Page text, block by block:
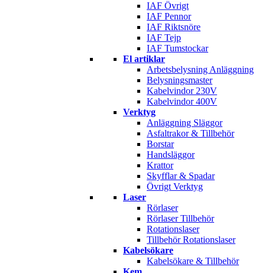
IAF Övrigt
IAF Pennor
IAF Riktsnöre
IAF Tejp
IAF Tumstockar
El artiklar
Arbetsbelysning Anläggning
Belysningsmaster
Kabelvindor 230V
Kabelvindor 400V
Verktyg
Anläggning Släggor
Asfaltrakor & Tillbehör
Borstar
Handsläggor
Krattor
Skyfflar & Spadar
Övrigt Verktyg
Laser
Rörlaser
Rörlaser Tillbehör
Rotationslaser
Tillbehör Rotationslaser
Kabelsökare
Kabelsökare & Tillbehör